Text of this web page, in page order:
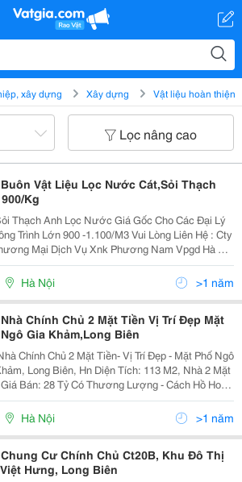
xây dựng Xây dựng Vật liệu hoàn thiện
Lọc nâng cao
Vật Liệu Lọc Nước Cát,Sỏi Thạch
Kg
Anh Lọc Nước Giá Gốc Cho Các Đại Lý
Lớn 900 -1.100/M3 Vui Lòng Liên Hệ : Cty
Mại Dịch Vụ Xnk Phương Nam Vpgd Hà Nội
264 Đường Ngọc Thụy - Phường Ngọc Thụy -
Hà Nội >1 năm
Chính Chủ 2 Mặt Tiền Vị Trí Đẹp Mặt
Gia Khảm,Long Biên
Chính Chủ 2 Mặt Tiền- Vị Trí Đẹp - Mặt Phố Ngô
Long Biên, Hn Diện Tích: 113 M2, Nhà 2 Mặt
Bán: 28 Tỷ Có Thương Lượng - Cách Hồ Hoàn
Tâm Quận, Cạnh Bến Xe,
Viên, Chợ, Tttm, Trường Học....
Hà Nội >1 năm
Cư Chính Chủ Ct20B, Khu Đô Thị
Hưng, Long Biên